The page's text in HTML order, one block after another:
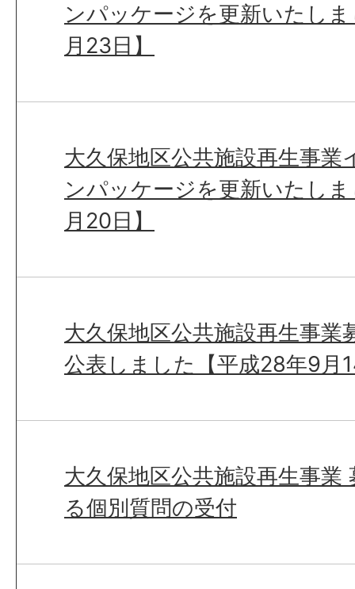
ンパッケージを更新いたし
月23日】
大久保地区公共施設再生事業
ンパッケージを更新いたし
月20日】
大久保地区公共施設再生事業
公表しました【平成28年9月
大久保地区公共施設再生事業
る個別質問の受付